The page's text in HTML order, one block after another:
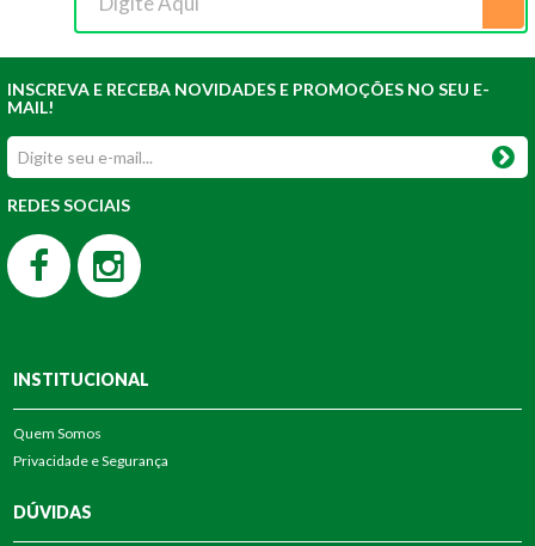
INSCREVA E RECEBA NOVIDADES E PROMOÇÕES NO SEU E-
MAIL!
REDES SOCIAIS
INSTITUCIONAL
Quem Somos
Privacidade e Segurança
DÚVIDAS